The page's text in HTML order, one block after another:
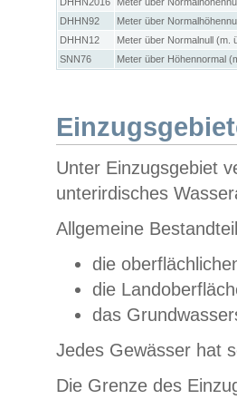
DHHN92
Meter über
DHHN12
Meter über Normalnull (m.
SNN76
Meter über Höhennormal
Unter Einzugsgebiet
unterirdisches
Allgemeine
die
die
das
Jedes Gewässer hat
Die Grenze des